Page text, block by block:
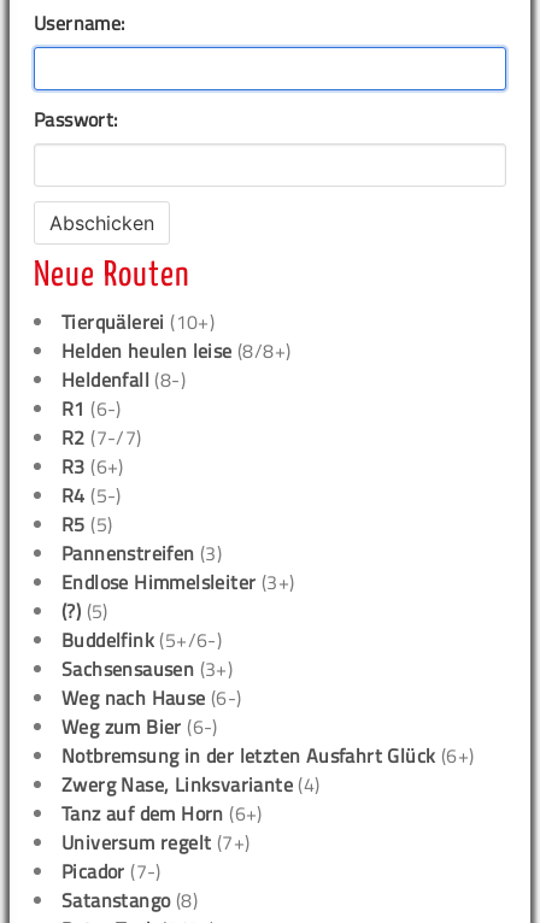
Username:
Passwort:
Neue Routen
Tierquälerei (10+)
Helden heulen leise (8/8+)
Heldenfall (8-)
R1 (6-)
R2 (7-/7)
R3 (6+)
R4 (5-)
R5 (5)
Pannenstreifen (3)
Endlose Himmelsleiter (3+)
(?) (5)
Buddelfink (5+/6-)
Sachsensausen (3+)
Weg nach Hause (6-)
Weg zum Bier (6-)
Notbremsung in der letzten Ausfahrt Glück (6+)
Zwerg Nase, Linksvariante (4)
Tanz auf dem Horn (6+)
Universum regelt (7+)
Picador (7-)
Satanstango(8)